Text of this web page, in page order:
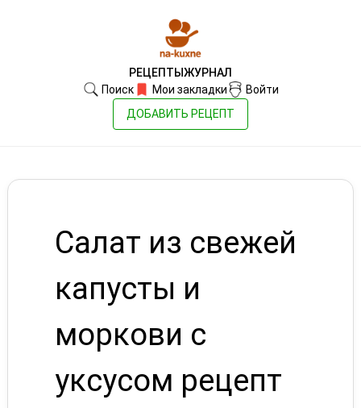
РЕЦЕПТЫ ЖУРНАЛ
Поиск
Мои закладки
Войти
ДОБАВИТЬ РЕЦЕПТ
Салат из свежей
капусты и
моркови с
уксусом рецепт